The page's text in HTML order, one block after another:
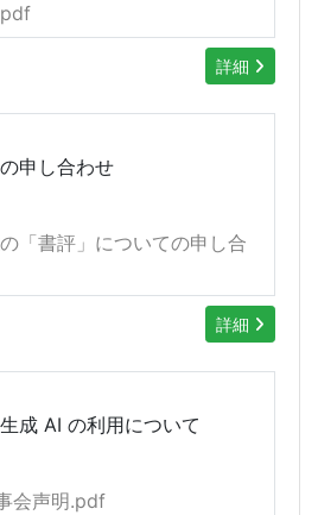
詳細
申し合わせ
「書評」についての申し合
詳細
成 AI の利用について
会声明.pdf